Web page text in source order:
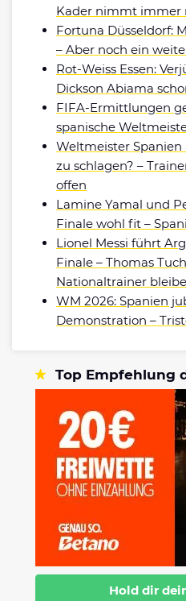
Kader nimmt immer
Fortuna Düsseldorf:
– Aber noch ein
Rot-Weiss Essen:
Dickson Abiama
FIFA-Ermittlungen
spanische
Weltmeister
zu schlagen? –
offen
Lamine Yamal und
Finale wohl fit –
Lionel Messi führt
Finale – Thomas
Nationaltrainer
WM 2026: Spanien
Demonstration –
Top Empfehlung
Hold dir